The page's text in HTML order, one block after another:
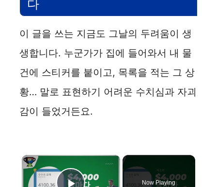
다
이 글을 쓰는 지금도 그날의 두려움이 생
생합니다. 누군가가 집에 들어와서 내 물
건에 스티커를 붙이고, 목록을 적는 그 상
황… 말로 표현하기 어려운 수치심과 자괴
감이 들었거든요.
×
Now Playing